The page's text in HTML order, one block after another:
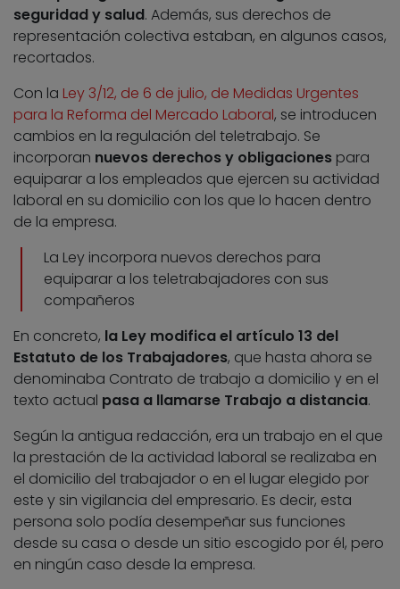
seguridad y salud. Además, sus derechos de
representación colectiva estaban, en algunos casos,
recortados.
Con la Ley 3/12, de 6 de julio, de Medidas Urgentes
para la Reforma del Mercado Laboral, se introducen
cambios en la regulación del teletrabajo. Se
incorporan nuevos derechos y obligaciones para
equiparar a los empleados que ejercen su actividad
laboral en su domicilio con los que lo hacen dentro
de la empresa.
La Ley incorpora nuevos derechos para
equiparar a los teletrabajadores con sus
compañeros
En concreto, la Ley modifica el artículo 13 del
Estatuto de los Trabajadores, que hasta ahora se
denominaba Contrato de trabajo a domicilio y en el
texto actual pasa a llamarse Trabajo a distancia.
Según la antigua redacción, era un trabajo en el que
la prestación de la actividad laboral se realizaba en
el domicilio del trabajador o en el lugar elegido por
este y sin vigilancia del empresario. Es decir, esta
persona solo podía desempeñar sus funciones
desde su casa o desde un sitio escogido por él, pero
en ningún caso desde la empresa.